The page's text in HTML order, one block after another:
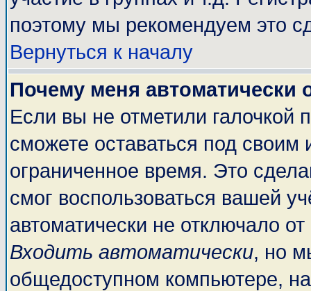
поэтому мы рекомендуем это
Вернуться к началу
Почему меня автоматически
Если вы не отметили галочкой
сможете оставаться под
ограниченное время. Это
смог воспользоваться вашей
автоматически не отключало
Входить автоматически, но
общедоступном компьютере,